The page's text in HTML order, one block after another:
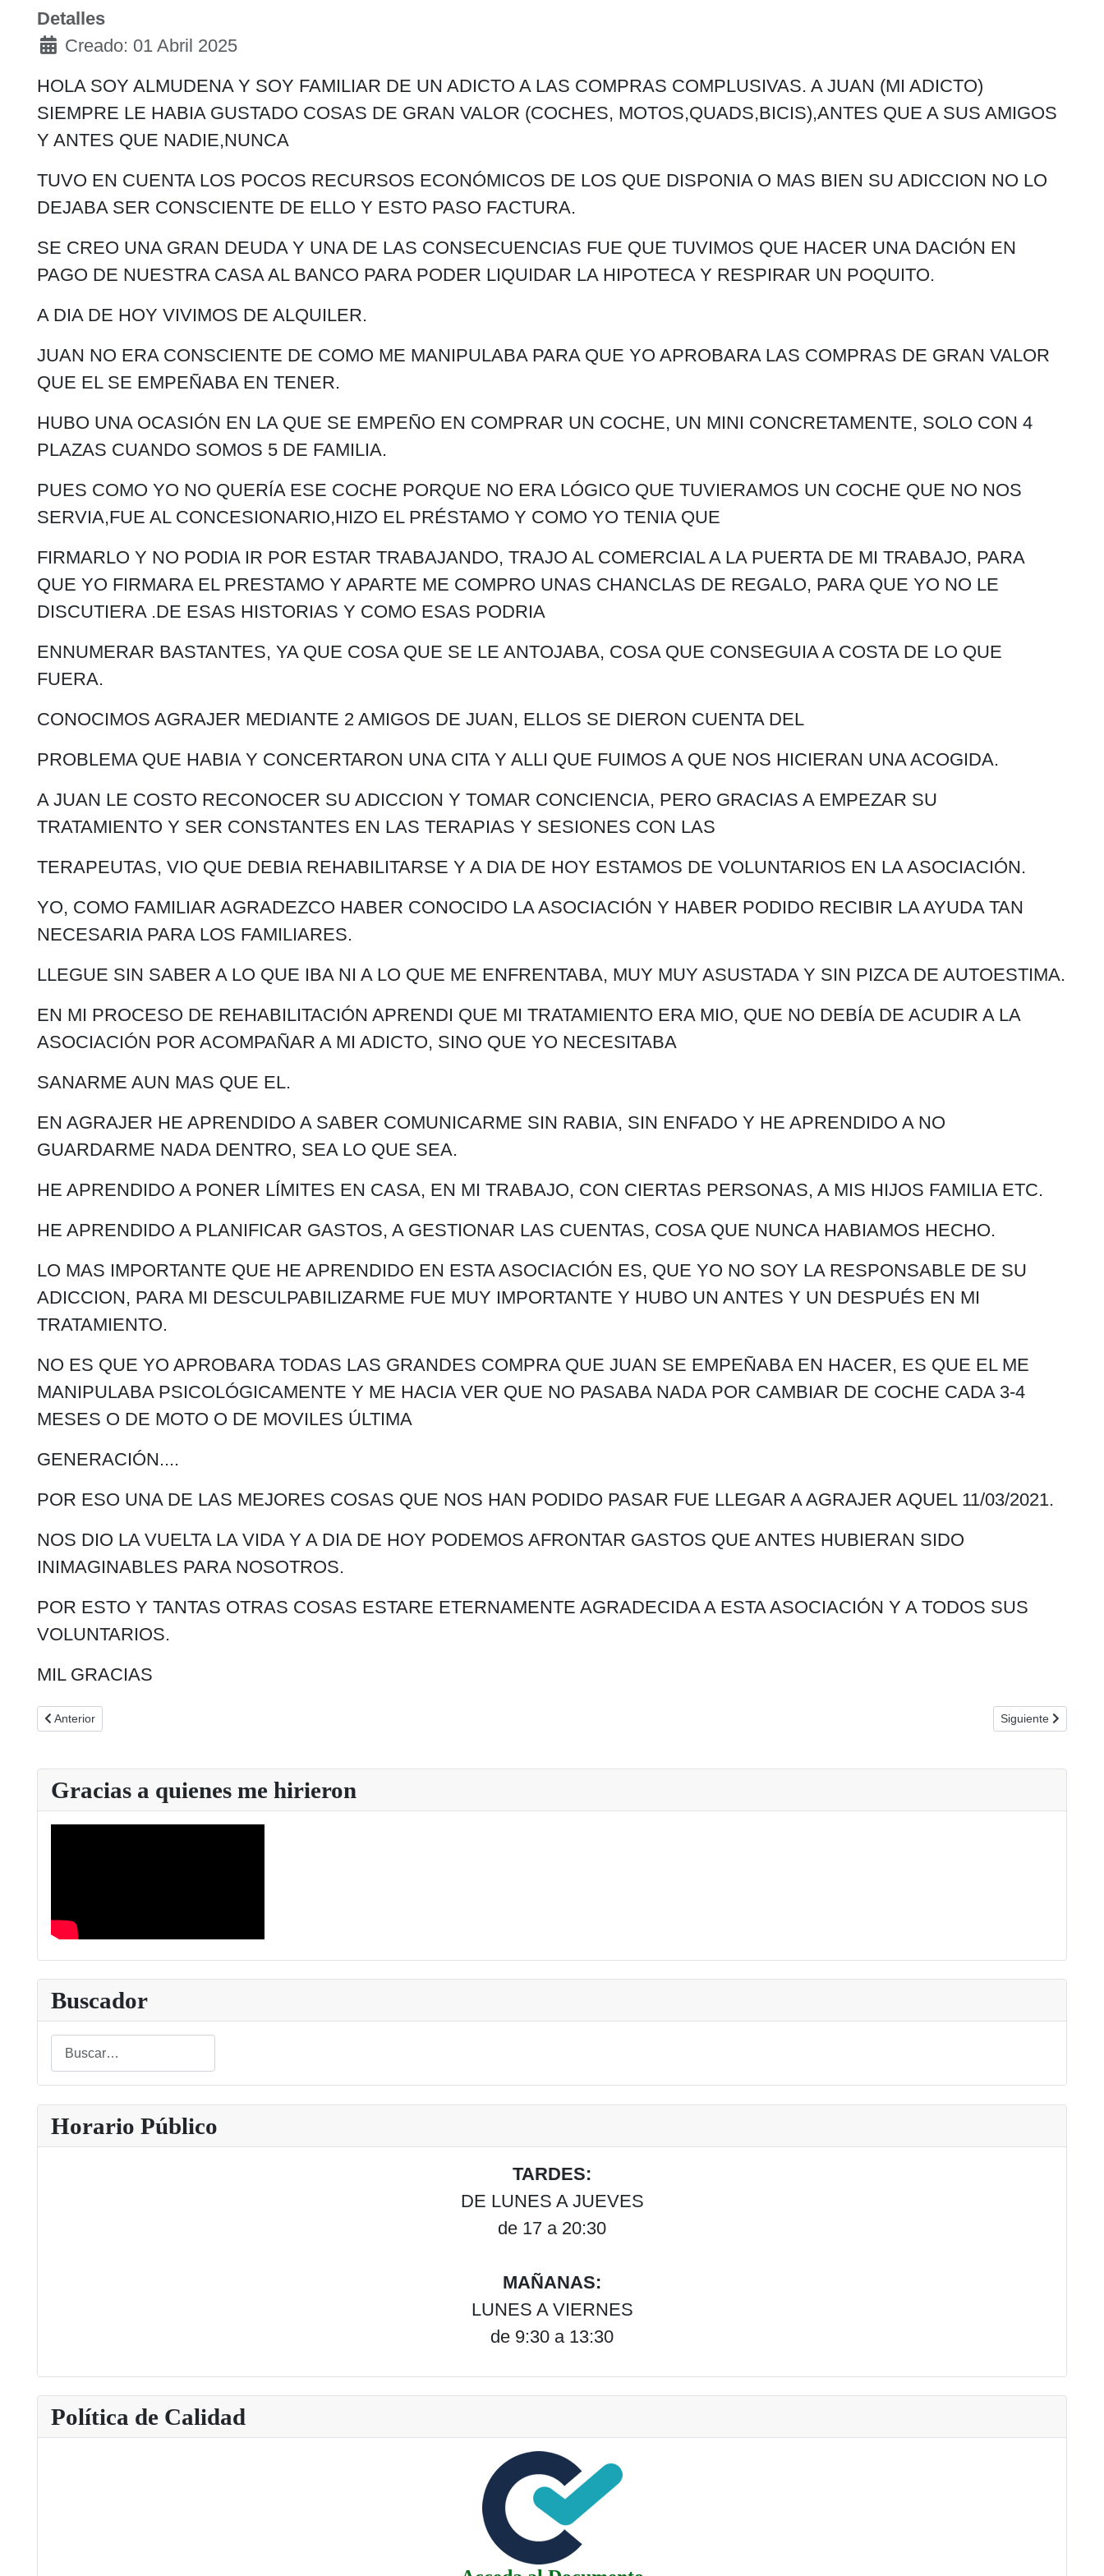
Detalles
Creado: 01 Abril 2025
HOLA SOY ALMUDENA Y SOY FAMILIAR DE UN ADICTO A LAS COMPRAS COMPLUSIVAS. A JUAN (MI ADICTO)
SIEMPRE LE HABIA GUSTADO COSAS DE GRAN VALOR (COCHES, MOTOS,QUADS,BICIS),ANTES QUE A SUS AMIGOS
Y ANTES QUE NADIE,NUNCA
TUVO EN CUENTA LOS POCOS RECURSOS ECONÓMICOS DE LOS QUE DISPONIA O MAS BIEN SU ADICCION NO LO
DEJABA SER CONSCIENTE DE ELLO Y ESTO PASO FACTURA.
SE CREO UNA GRAN DEUDA Y UNA DE LAS CONSECUENCIAS FUE QUE TUVIMOS QUE HACER UNA DACIÓN EN
PAGO DE NUESTRA CASA AL BANCO PARA PODER LIQUIDAR LA HIPOTECA Y RESPIRAR UN POQUITO.
A DIA DE HOY VIVIMOS DE ALQUILER.
JUAN NO ERA CONSCIENTE DE COMO ME MANIPULABA PARA QUE YO APROBARA LAS COMPRAS DE GRAN VALOR
QUE EL SE EMPEÑABA EN TENER.
HUBO UNA OCASIÓN EN LA QUE SE EMPEÑO EN COMPRAR UN COCHE, UN MINI CONCRETAMENTE, SOLO CON 4
PLAZAS CUANDO SOMOS 5 DE FAMILIA.
PUES COMO YO NO QUERÍA ESE COCHE PORQUE NO ERA LÓGICO QUE TUVIERAMOS UN COCHE QUE NO NOS
SERVIA,FUE AL CONCESIONARIO,HIZO EL PRÉSTAMO Y COMO YO TENIA QUE
FIRMARLO Y NO PODIA IR POR ESTAR TRABAJANDO, TRAJO AL COMERCIAL A LA PUERTA DE MI TRABAJO, PARA
QUE YO FIRMARA EL PRESTAMO Y APARTE ME COMPRO UNAS CHANCLAS DE REGALO, PARA QUE YO NO LE
DISCUTIERA .DE ESAS HISTORIAS Y COMO ESAS PODRIA
ENNUMERAR BASTANTES, YA QUE COSA QUE SE LE ANTOJABA, COSA QUE CONSEGUIA A COSTA DE LO QUE
FUERA.
CONOCIMOS AGRAJER MEDIANTE 2 AMIGOS DE JUAN, ELLOS SE DIERON CUENTA DEL
PROBLEMA QUE HABIA Y CONCERTARON UNA CITA Y ALLI QUE FUIMOS A QUE NOS HICIERAN UNA ACOGIDA.
A JUAN LE COSTO RECONOCER SU ADICCION Y TOMAR CONCIENCIA, PERO GRACIAS A EMPEZAR SU
TRATAMIENTO Y SER CONSTANTES EN LAS TERAPIAS Y SESIONES CON LAS
TERAPEUTAS, VIO QUE DEBIA REHABILITARSE Y A DIA DE HOY ESTAMOS DE VOLUNTARIOS EN LA ASOCIACIÓN.
YO, COMO FAMILIAR AGRADEZCO HABER CONOCIDO LA ASOCIACIÓN Y HABER PODIDO RECIBIR LA AYUDA TAN
NECESARIA PARA LOS FAMILIARES.
LLEGUE SIN SABER A LO QUE IBA NI A LO QUE ME ENFRENTABA, MUY MUY ASUSTADA Y SIN PIZCA DE AUTOESTIMA.
EN MI PROCESO DE REHABILITACIÓN APRENDI QUE MI TRATAMIENTO ERA MIO, QUE NO DEBÍA DE ACUDIR A LA
ASOCIACIÓN POR ACOMPAÑAR A MI ADICTO, SINO QUE YO NECESITABA
SANARME AUN MAS QUE EL.
EN AGRAJER HE APRENDIDO A SABER COMUNICARME SIN RABIA, SIN ENFADO Y HE APRENDIDO A NO
GUARDARME NADA DENTRO, SEA LO QUE SEA.
HE APRENDIDO A PONER LÍMITES EN CASA, EN MI TRABAJO, CON CIERTAS PERSONAS, A MIS HIJOS FAMILIA ETC.
HE APRENDIDO A PLANIFICAR GASTOS, A GESTIONAR LAS CUENTAS, COSA QUE NUNCA HABIAMOS HECHO.
LO MAS IMPORTANTE QUE HE APRENDIDO EN ESTA ASOCIACIÓN ES, QUE YO NO SOY LA RESPONSABLE DE SU
ADICCION, PARA MI DESCULPABILIZARME FUE MUY IMPORTANTE Y HUBO UN ANTES Y UN DESPUÉS EN MI
TRATAMIENTO.
NO ES QUE YO APROBARA TODAS LAS GRANDES COMPRA QUE JUAN SE EMPEÑABA EN HACER, ES QUE EL ME
MANIPULABA PSICOLÓGICAMENTE Y ME HACIA VER QUE NO PASABA NADA POR CAMBIAR DE COCHE CADA 3-4
MESES O DE MOTO O DE MOVILES ÚLTIMA
GENERACIÓN....
POR ESO UNA DE LAS MEJORES COSAS QUE NOS HAN PODIDO PASAR FUE LLEGAR A AGRAJER AQUEL 11/03/2021.
NOS DIO LA VUELTA LA VIDA Y A DIA DE HOY PODEMOS AFRONTAR GASTOS QUE ANTES HUBIERAN SIDO
INIMAGINABLES PARA NOSOTROS.
POR ESTO Y TANTAS OTRAS COSAS ESTARE ETERNAMENTE AGRADECIDA A ESTA ASOCIACIÓN Y A TODOS SUS
VOLUNTARIOS.
MIL GRACIAS
Artículo anterior: Testimonio de un jugador que recupera su vida gracias a AONUJER 2025
Anterior Artículo siguiente:
Siguiente
Gracias a quienes me hirieron
Buscador
Buscar
Type 2 or more characters for results.
Horario Público
TARDES:
DE LUNES A JUEVES
de 17 a 20:30
MAÑANAS:
LUNES A VIERNES
de 9:30 a 13:30
Política de Calidad